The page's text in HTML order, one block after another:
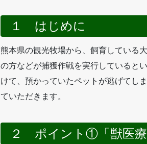
１ はじめに
熊本県の観光牧場から、飼育している
の方などが捕獲作戦を実行していると
けて、預かっていたペットが逃げてし
ていただきます。
２ ポイント①「獣医療